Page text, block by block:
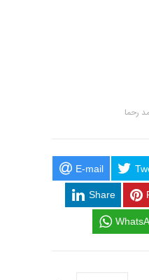
رحما
E-mail
Share